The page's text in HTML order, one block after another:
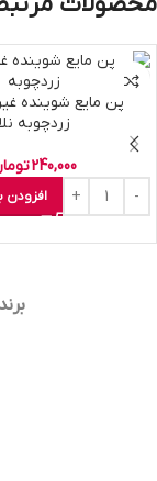
پن مایع شوینده
زردچوبه نلا
240,000
افزودن